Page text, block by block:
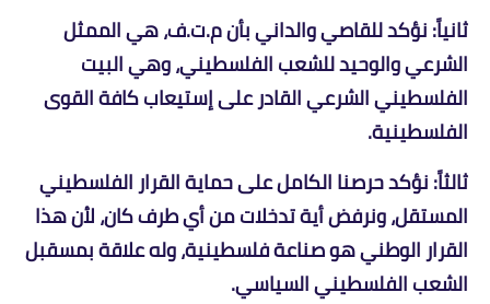
ثانياً: نؤكد للقاصي والداني بأن م.ت.ف، هي الممثل
الشرعي والوحيد للشعب الفلسطيني، وهي البيت
الفلسطيني الشرعي القادر على إستيعاب كافة القوى
الفلسطينية.
ثالثاً: نؤكد حرصنا الكامل على حماية القرار الفلسطيني
المستقل، ونرفض أية تدخلات من أي طرف كان، لأن هذا
القرار الوطني هو صناعة فلسطينية، وله علاقة بمسقبل
الشعب الفلسطيني السياسي.